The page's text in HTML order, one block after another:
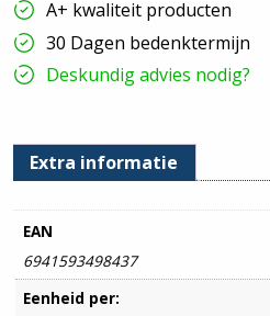
|
16A
1P+N
30mA
C-
A+ kwaliteit producten
30 Dagen bedenktermijn
Deskundig advies nodig?
Extra informatie
EAN
6941593498437
Eenheid per: